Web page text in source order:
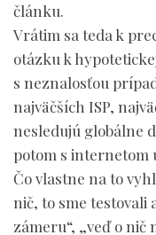
článku.
Vrátim sa teda k
otázku k
s neznalosťou
najväčších ISP,
nesledujú globálne
potom s internetom
Čo vlastne na to
nič, to sme testovali
zámeru“, „veď o nič